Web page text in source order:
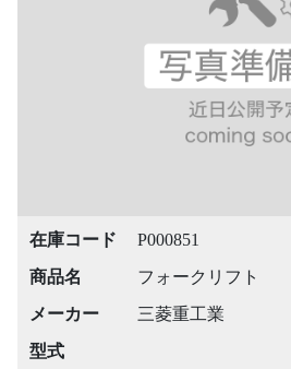
在庫コード
P000851
商品名
フォークリフト
メーカー
三菱重工業
型式